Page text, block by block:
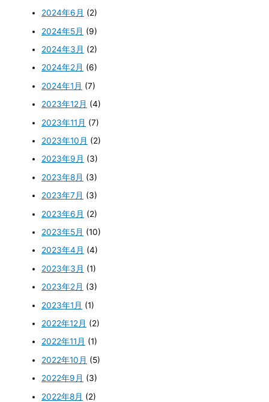
2024年6月 (2)
2024年5月 (9)
2024年3月 (2)
2024年2月 (6)
2024年1月 (7)
2023年12月 (4)
2023年11月 (7)
2023年10月 (2)
2023年9月 (3)
2023年8月 (3)
2023年7月 (3)
2023年6月 (2)
2023年5月 (10)
2023年4月 (4)
2023年3月 (1)
2023年2月 (3)
2023年1月 (1)
2022年12月 (2)
2022年11月 (1)
2022年10月 (5)
2022年9月 (3)
2022年8月 (2)